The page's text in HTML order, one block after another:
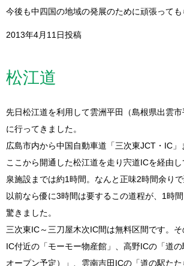
今後も中四国の地域の発展のために頑張っても
2013年4月11日投稿
松江道
先日松江道を利用して雲洲平田（島根県出雲
に行ってきました。
広島市内から中国自動車道「三次東JCT・IC」
ここから開通した松江道を走り宍道ICを経由
泉施設までは約1時間。なんと正味2時間余りで
以前なら優に3時間は要するこの道程が、1時
驚きました。
三次東IC～三刀屋木次IC間は無料区間です。
IC付近の「モーモー物産館」、高野ICの「道
オープン予定）」、雲南吉田ICの「道の駅た